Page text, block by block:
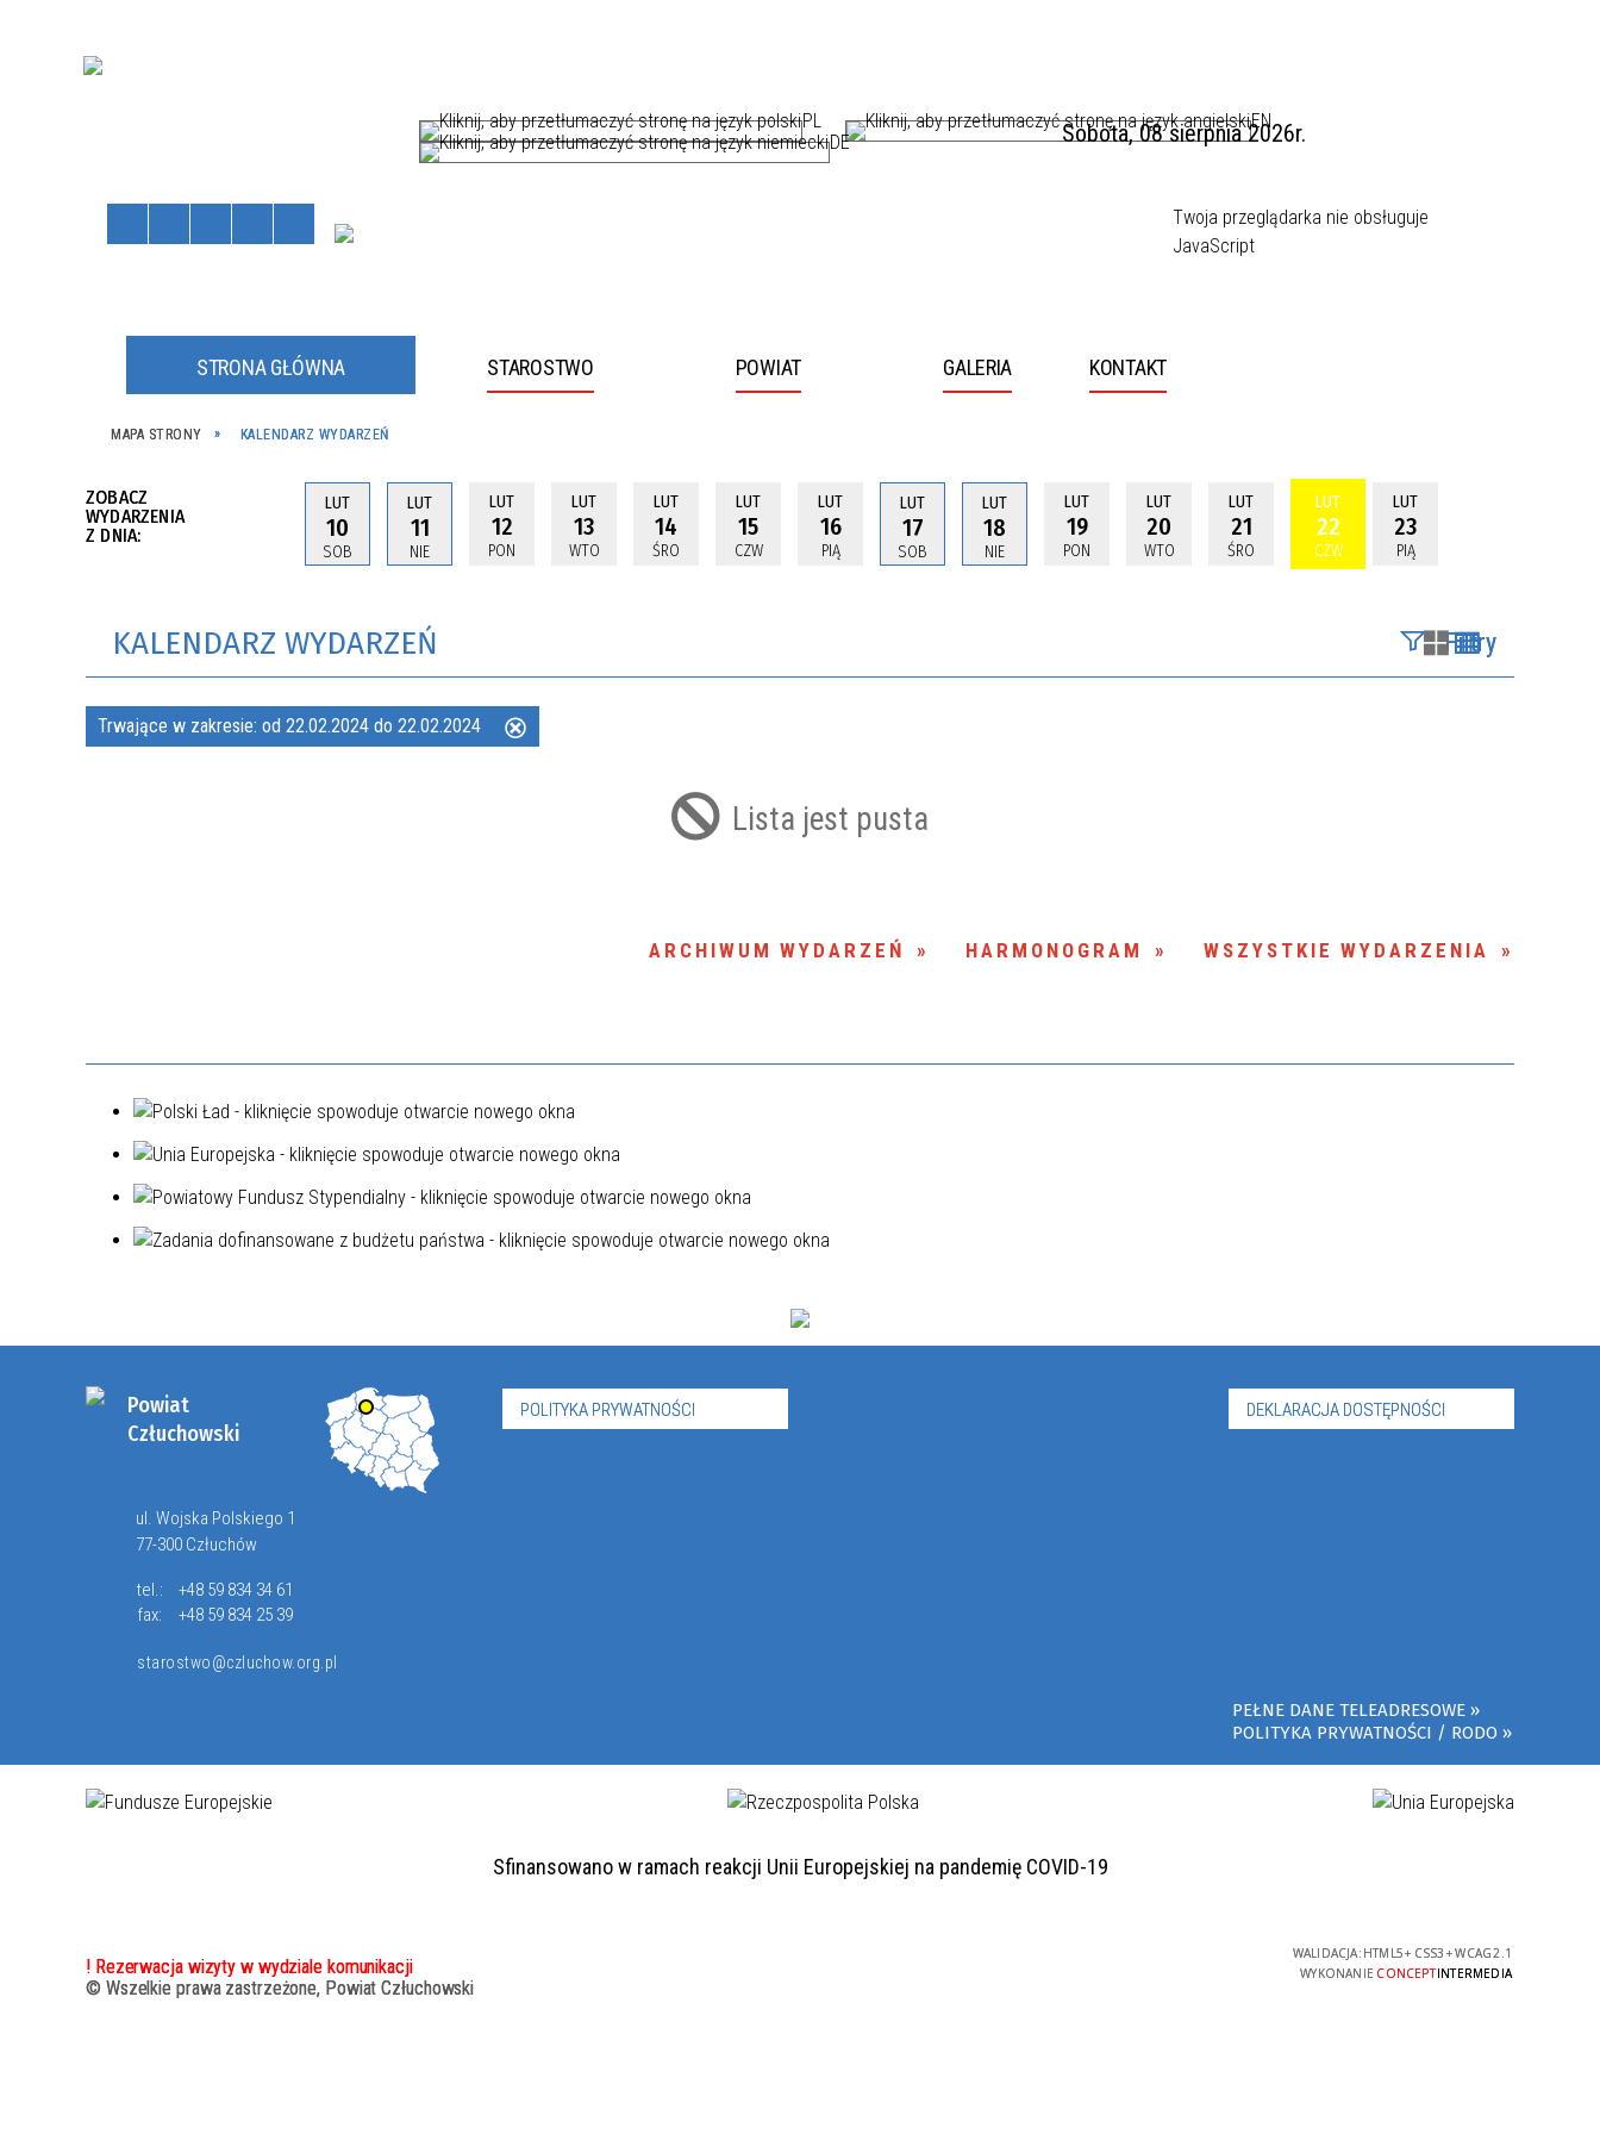
PL
EN
DE
Twoja przeglądarka nie obsługuje
JavaScript
Sobota, 08 sierpnia 2026r.
STRONA GŁÓWNA STAROSTWO
kliknij, aby przejść do dalszej części informacji
POWIAT
kliknij, aby przejść do dalszej części informacji
GALERIA KONTAKT
MAPA STRONY KALENDARZ WYDARZEŃ
ZOBACZ
WYDARZENIA
Z DNIA:
LUT
10
SOB
LUT
11
NIE
LUT
12
PON
LUT
13
WTO
LUT
14
ŚRO
LUT
15
CZW
LUT
16
PIĄ
LUT
17
SOB
LUT
18
NIE
LUT
19
PON
LUT
20
WTO
LUT
21
ŚRO
LUT
22
CZW
LUT
23
PIĄ
KALENDARZ WYDARZEŃ Filtry
Miejsce
Trwające w zakresie: od 22.02.2024 do 22.02.2024
Lista jest pusta
WSZYSTKIE WYDARZENIA
HARMONOGRAM
ARCHIWUM WYDARZEŃ
Powiat
Człuchowski
ul. Wojska Polskiego 1
77-300 Człuchów
tel.:
+48 59 834 34 61
fax:
+48 59 834 25 39
starostwo@czluchow.org.pl
POLITYKA PRYWATNOŚCI DEKLARACJA DOSTĘPNOŚCI
PEŁNE DANE TELEADRESOWE
POLITYKA PRYWATNOŚCI / RODO
Sfinansowano w ramach reakcji Unii Europejskiej na pandemię COVID-19
! Rezerwacja wizyty w wydziale komunikacji
© Wszelkie prawa zastrzeżone, Powiat Człuchowski
WALIDACJA: HTML5+ CSS3 +WCAG 2.1
WYKONANIE CONCEPTINTERMEDIA